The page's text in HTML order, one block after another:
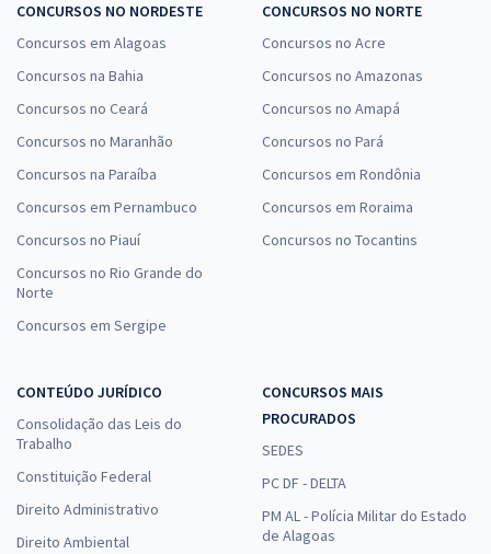
CONCURSOS NO NORDESTE
Concursos em Alagoas
Concursos na Bahia
Concursos no Ceará
Concursos no Maranhão
Concursos na Paraíba
Concursos em Pernambuco
Concursos no Piauí
Concursos no Rio Grande do
Norte
Concursos em Sergipe
CONCURSOS NO NORTE
Concursos no Acre
Concursos no Amazonas
Concursos no Amapá
Concursos no Pará
Concursos em Rondônia
Concursos em Roraima
Concursos no Tocantins
CONTEÚDO JURÍDICO
Consolidação das Leis do
Trabalho
Constituição Federal
Direito Administrativo
Direito Ambiental
CONCURSOS MAIS
PROCURADOS
SEDES
PC DF - DELTA
PM AL - Polícia Militar do Estado
de Alagoas